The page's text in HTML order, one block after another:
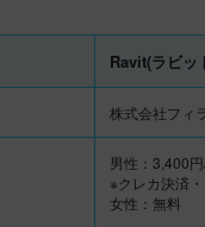
Ravit(ラビッ
株式会社フィ
男性：3,400円
※クレカ決済
女性：無料